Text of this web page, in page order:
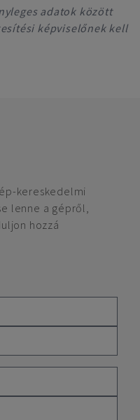
adatok között
képviselőnek kell
kereskedelmi
lenne a gépről,
hozzá